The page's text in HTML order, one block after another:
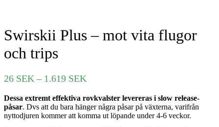
Swirskii Plus – mot vita flugor
och trips
26 SEK – 1.619 SEK
till
1.619 SEK
Dessa extremt effektiva rovkvalster levereras i slow release-
påsar. Dvs att du bara hänger några påsar på växterna, varifrån
nyttodjuren kommer att komma ut löpande under 4-6 veckor.